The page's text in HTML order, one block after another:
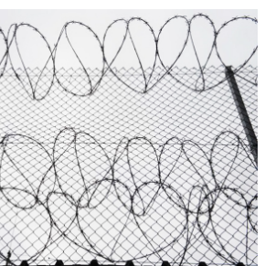
DISEÑO
ENTREVISTAS
COLABORADORES